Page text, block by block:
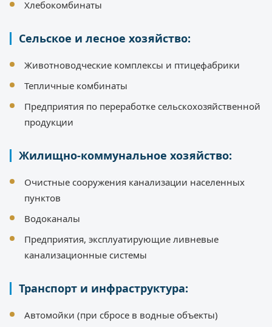
Хлебокомбинаты
Сельское и лесное хозяйство:
Животноводческие комплексы и птицефабрики
Тепличные комбинаты
Предприятия по переработке сельскохозяйственной
продукции
Жилищно-коммунальное хозяйство:
Очистные сооружения канализации населенных
пунктов
Водоканалы
Предприятия, эксплуатирующие ливневые
канализационные системы
Транспорт и инфраструктура:
Автомойки (при сбросе в водные объекты)